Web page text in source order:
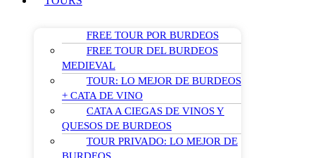
FREE TOUR POR BURDEOS
FREE TOUR DEL BURDEOS
MEDIEVAL
TOUR: LO MEJOR DE BURDEOS
+ CATA DE VINO
CATA A CIEGAS DE VINOS Y
QUESOS DE BURDEOS
TOUR PRIVADO: LO MEJOR DE
BURDEOS